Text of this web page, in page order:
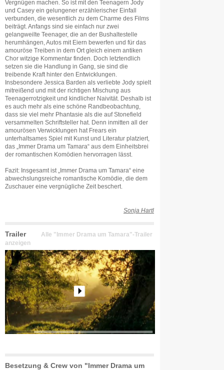
Vergnügen machen. So ist mit den Teenagern Jody
und Casey ein gelungener erzählerischer Einfall
verbunden, die wesentlich zu dem Charme des Films
beiträgt. Anfangs sind sie einfach nur zwei
gelangweilte Teenager, die an der Bushaltestelle
herumhängen, Autos mit Eiern bewerfen und für das
amouröse Treiben in dem Ort gleich einem antiken
Chor witzige Kommentar finden. Doch letztendlich
setzen sie die Handlung in Gang, sie sind die
treibende Kraft hinter den Entwicklungen.
Insbesondere Jessica Barden als verliebte Jody spielt
mitreißend und mit der richtigen Mischung aus
Teenagerrotzigkeit und kindlicher Naivität. Deshalb ist
es auch mehr als eine schöne Randbeobachtung,
dass sie viel mehr Phantasie als die auf Stonefield
versammelten Schriftsteller hat. Denn inmitten all der
amourösen Verwicklungen hat Frears ein
unterhaltsames Spiel mit Kunst und Literatur platziert,
das „Immer Drama um Tamara“ aus dem Einheitsbrei
der romantischen Komödien hervorragen lässt.
Fazit: Insgesamt ist „Immer Drama um Tamara“ eine
abwechslungsreiche romantische Komödie, die dem
Zuschauer eine vergnügliche Zeit beschert.
Sonja Hartl
Trailer
Alle "Immer Drama um Tamara"-Trailer
anzeigen
Besetzung & Crew von "Immer Drama um